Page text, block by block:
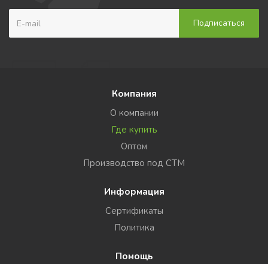
Компания
О компании
Где купить
Оптом
Производство под СТМ
Информация
Сертификаты
Политика
Помощь